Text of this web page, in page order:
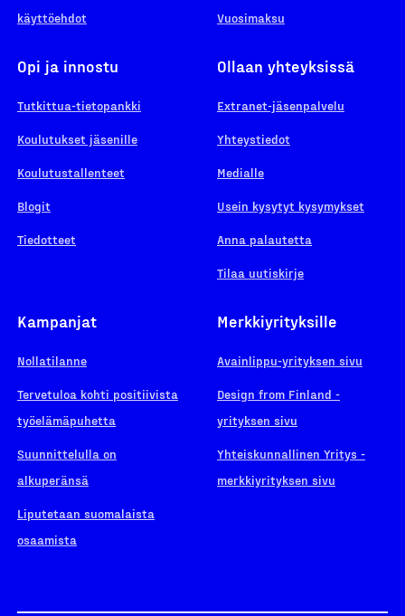
käyttöehdot
Vuosimaksu
Opi ja innostu
Tutkittua-tietopankki
Koulutukset jäsenille
Koulutustallenteet
Blogit
Tiedotteet
Ollaan yhteyksissä
Extranet-jäsenpalvelu
Yhteystiedot
Medialle
Usein kysytyt kysymykset
Anna palautetta
Tilaa uutiskirje
Kampanjat
Nollatilanne
Tervetuloa kohti positiivista
työelämäpuhetta
Suunnittelulla on
alkuperänsä
Liputetaan suomalaista
osaamista
Merkkiyrityksille
Avainlippu-yrityksen sivu
Design from Finland -
yrityksen sivu
Yhteiskunnallinen Yritys -
merkkiyrityksen sivu